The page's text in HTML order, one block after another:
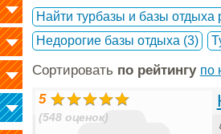
Найти турбазы и базы отдыха
Недорогие базы отдыха (3)
Сортировать по рейтингу по
5
(548 оценок)